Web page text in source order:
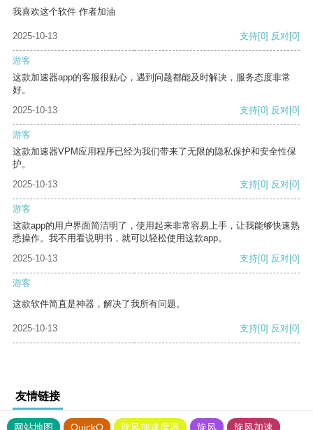
我喜欢这个软件 作者加油
2025-10-13 支持[0] 反对[0]
游客
这款加速器app的客服很贴心，遇到问题都能及时解决，服务态度非常
好。
2025-10-13
支持[0] 反对[0]
游客
这款加速器VPM应用程序已经为我们带来了无限的隐私保护和安全性保
护。
2025-10-13
支持[0] 反对[0]
游客
这款app的用户界面简洁明了，使用起来非常容易上手，让我能够快速熟
悉操作。我不用看说明书，就可以轻松使用这款app。
2025-10-13
支持[0] 反对[0]
游客
这款软件简直是神器，解决了我所有问题。
2025-10-13 支持[0] 反对[0]
友情链接
网站地图 QuickQ 旋风加速度器 旋风 旋风加速